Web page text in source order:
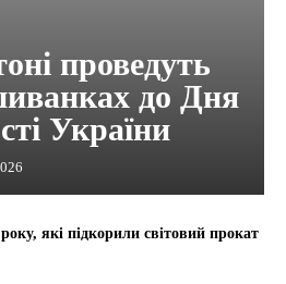
проведуть
до Дня
України
які підкорили світовий прокат